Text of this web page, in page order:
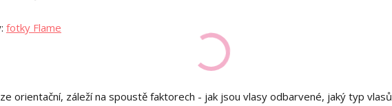
fotky Flame
orientační, záleží na spoustě faktorech - jak jsou vlasy odbarvené, jaký typ vlasů